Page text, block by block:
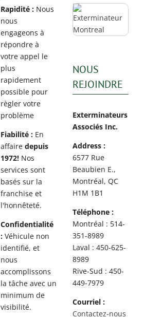
Rapidité : Nous
nous
engageons à
répondre à
votre appel le
plus
rapidement
possible pour
règler votre
problème
Fiabilité : En
affairedepuis
1972! Nos
services sont
basés sur la
franchise et
l'honnêteté.
Confidentialité
: Véhicule non
identifié, et
nous
accomplissons
la tâche avec un
minimum de
visibilité.
NOUS
REJOINDRE
Exterminateurs
Associés Inc.
Address :
6577 Rue
Beaubien E.,
Montréal, QC
H1M 1B1
Téléphone :
Montréal : 514-
351-8989
Laval : 450-625-
8989
Rive-Sud : 450-
449-7979
Courriel :
Contactez-nous